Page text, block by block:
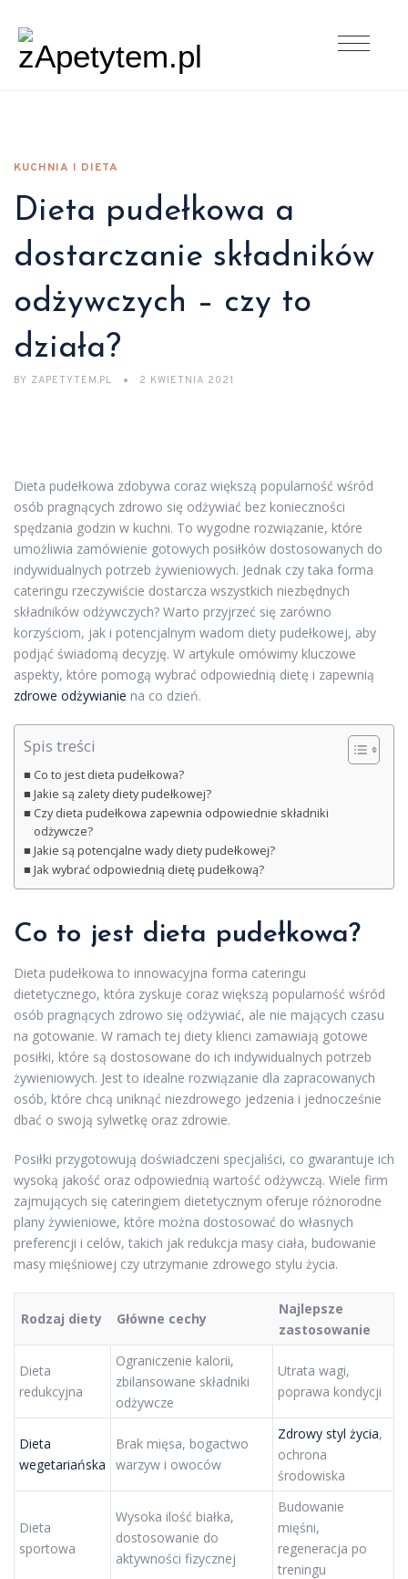
KUCHNIA I DIETA
Dieta pudełkowa a
dostarczanie składników
odżywczych – czy to
działa?
BY ZAPETYTEM.PL 2 KWIETNIA 2021
Dieta pudełkowa zdobywa coraz większą popularność wśród
osób pragnących zdrowo się odżywiać bez konieczności
spędzania godzin w kuchni. To wygodne rozwiązanie, które
umożliwia zamówienie gotowych posiłków dostosowanych do
indywidualnych potrzeb żywieniowych. Jednak czy taka forma
cateringu rzeczywiście dostarcza wszystkich niezbędnych
składników odżywczych? Warto przyjrzeć się zarówno
korzyściom, jak i potencjalnym wadom diety pudełkowej, aby
podjąć świadomą decyzję. W artykule omówimy kluczowe
aspekty, które pomogą wybrać odpowiednią dietę i zapewnią
zdrowe odżywianie na co dzień.
Spis treści
Co to jest dieta pudełkowa?
Jakie są zalety diety pudełkowej?
Czy dieta pudełkowa zapewnia odpowiednie składniki
odżywcze?
Jakie są potencjalne wady diety pudełkowej?
Jak wybrać odpowiednią dietę pudełkową?
Co to jest dieta pudełkowa?
Dieta pudełkowa to innowacyjna forma cateringu
dietetycznego, która zyskuje coraz większą popularność wśród
osób pragnących zdrowo się odżywiać, ale nie mających czasu
na gotowanie. W ramach tej diety klienci zamawiają gotowe
posiłki, które są dostosowane do ich indywidualnych potrzeb
żywieniowych. Jest to idealne rozwiązanie dla zapracowanych
osób, które chcą uniknąć niezdrowego jedzenia i jednocześnie
dbać o swoją sylwetkę oraz zdrowie.
Posiłki przygotowują doświadczeni specjaliści, co gwarantuje ich
wysoką jakość oraz odpowiednią wartość odżywczą. Wiele firm
zajmujących się cateringiem dietetycznym oferuje różnorodne
plany żywieniowe, które można dostosować do własnych
preferencji i celów, takich jak redukcja masy ciała, budowanie
masy mięśniowej czy utrzymanie zdrowego stylu życia.
Rodzaj diety Główne cechy
Najlepsze
zastosowanie
Dieta
redukcyjna
Ograniczenie kalorii,
zbilansowane składniki
odżywcze
Utrata wagi,
poprawa kondycji
Dieta
wegetariańska
Brak mięsa, bogactwo
warzyw i owoców
Zdrowy styl życia,
ochrona
środowiska
Dieta
sportowa
Wysoka ilość białka,
dostosowanie do
aktywności fizycznej
Budowanie
mięśni,
regeneracja po
treningu